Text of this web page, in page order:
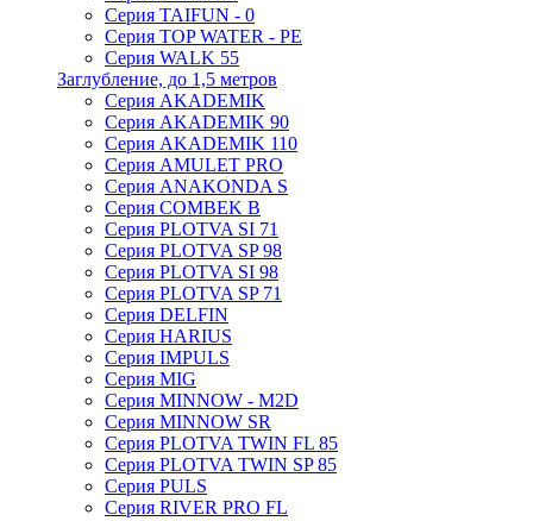
Серия TAIFUN - 0
Серия TOP WATER - PE
Серия WALK 55
Заглубление, до 1,5 метров
Серия AKADEMIK
Серия AKADEMIK 90
Серия AKADEMIK 110
Серия AMULET PRO
Серия ANAKONDA S
Серия COMBEK B
Серия PLOTVA SI 71
Серия PLOTVA SP 98
Серия PLOTVA SI 98
Серия PLOTVA SP 71
Серия DELFIN
Серия HARIUS
Серия IMPULS
Серия MIG
Серия MINNOW - M2D
Серия MINNOW SR
Серия PLOTVA TWIN FL 85
Серия PLOTVA TWIN SP 85
Серия PULS
Серия RIVER PRO FL